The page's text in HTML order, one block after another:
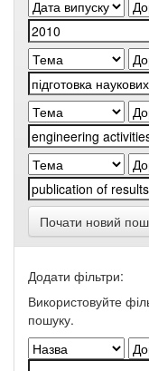
Почати новий
Додати фільтри:
Використовуйте
пошуку.